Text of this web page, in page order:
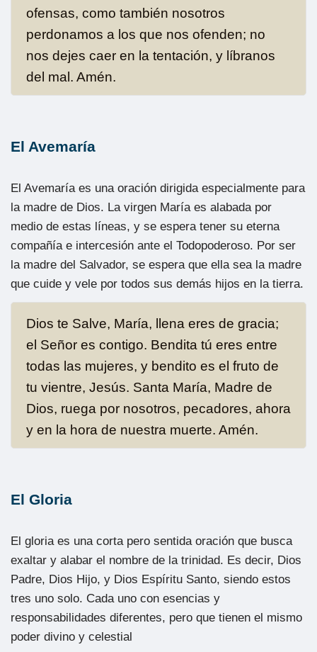
ofensas, como también nosotros
perdonamos a los que nos ofenden; no
nos dejes caer en la tentación, y líbranos
del mal. Amén.
El Avemaría
El Avemaría es una oración dirigida especialmente para
la madre de Dios. La virgen María es alabada por
medio de estas líneas, y se espera tener su eterna
compañía e intercesión ante el Todopoderoso. Por ser
la madre del Salvador, se espera que ella sea la madre
que cuide y vele por todos sus demás hijos en la tierra.
Dios te Salve, María, llena eres de gracia;
el Señor es contigo. Bendita tú eres entre
todas las mujeres, y bendito es el fruto de
tu vientre, Jesús. Santa María, Madre de
Dios, ruega por nosotros, pecadores, ahora
y en la hora de nuestra muerte. Amén.
El Gloria
El gloria es una corta pero sentida oración que busca
exaltar y alabar el nombre de la trinidad. Es decir, Dios
Padre, Dios Hijo, y Dios Espíritu Santo, siendo estos
tres uno solo. Cada uno con esencias y
responsabilidades diferentes, pero que tienen el mismo
poder divino y celestial